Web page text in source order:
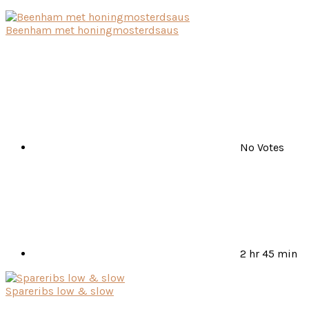
Beenham met honingmosterdsaus
No Votes
2 hr 45 min
Spareribs low & slow